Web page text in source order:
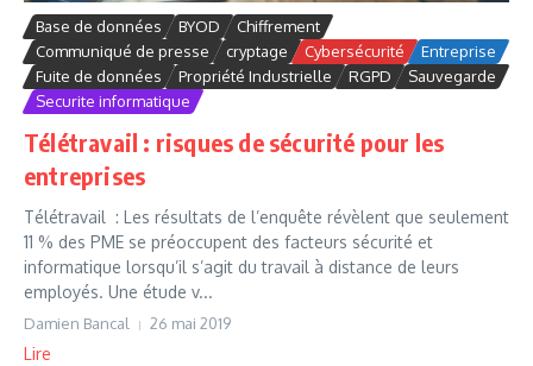
Base de données BYOD
Chiffrement
Communiqué de presse
cryptage Cybersécurité
Entreprise
Fuite de données
Propriété Industrielle RGPD
Sauvegarde
Securite informatique
Télétravail : risques de sécurité pour les
entreprises
Télétravail : Les résultats de l’enquête révèlent que seulement
11 % des PME se préoccupent des facteurs sécurité et
informatique lorsqu’il s’agit du travail à distance de leurs
employés. Une étude v...
Damien Bancal 26 mai 2019
Lire